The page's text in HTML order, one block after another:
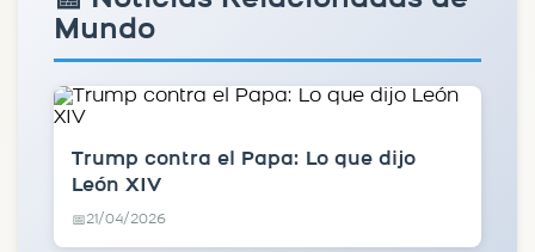
Mundo
Trump contra el Papa: Lo que dijo
León XIV
📅21/04/2026